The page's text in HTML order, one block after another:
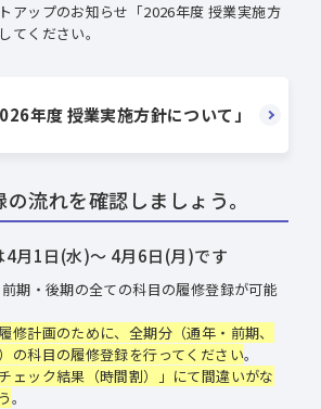
アップのお知らせ「2026年度 授業実施方
てください。
年度 授業実施方針について」
流れを確認しましょう。
4⽉1⽇(水)〜 4⽉6⽇(月)です
期・後期の全ての科目の履修登録が可能
修計画のために、全期分（通年・前期、
の科目の履修登録を行ってください。
ェック結果（時間割）」にて間違いがな
。